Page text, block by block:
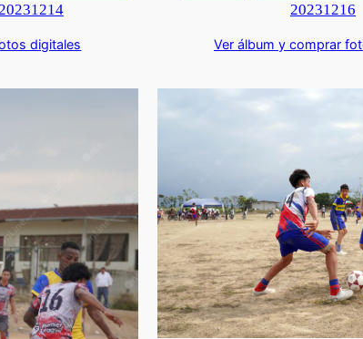
digitales
20231216
Ver álbum y comprar